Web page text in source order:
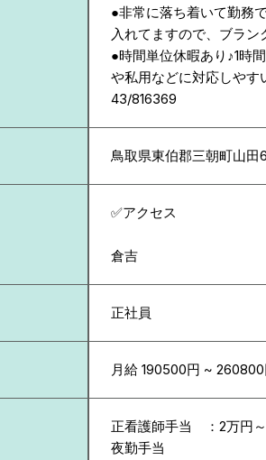
●非常に落ち着いて勤務
入れてますので、ブラン
●時間単位休暇あり♪1時
や私用などに対応しや
43/816369
鳥取県東伯郡三朝町山田
✅アクセス
倉吉
正社員
月給 190500円 ~
正看護師手当 ：2万円
夜勤手当